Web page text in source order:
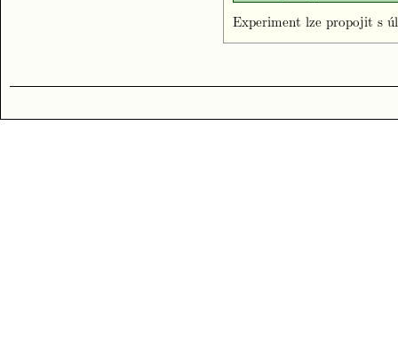
Experiment lze propojit s